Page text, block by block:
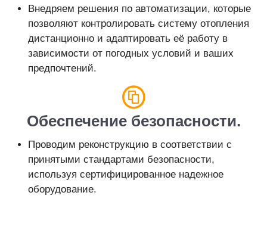
Внедряем решения по автоматизации, которые
позволяют контролировать систему отопления
дистанционно и адаптировать её работу в
зависимости от погодных условий и ваших
предпочтений.
Обеспечение безопасности.
Проводим реконструкцию в соответствии с
принятыми стандартами безопасности,
используя сертифицированное надежное
оборудование.